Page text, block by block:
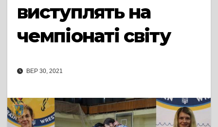
виступлять на
чемпіонаті світу
ВЕР 30, 2021